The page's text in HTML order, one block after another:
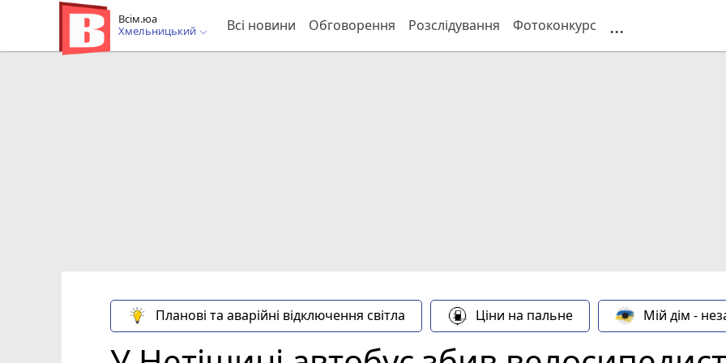
Всім.юа
Хмельницький
Всі новини Обговорення Розслідування Фотоконкурс ...
Планові та аварійні відключення світла Ціни на пальне Мій дім -